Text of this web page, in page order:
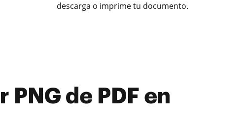
descarga o imprime tu documento.
PNG de PDF en